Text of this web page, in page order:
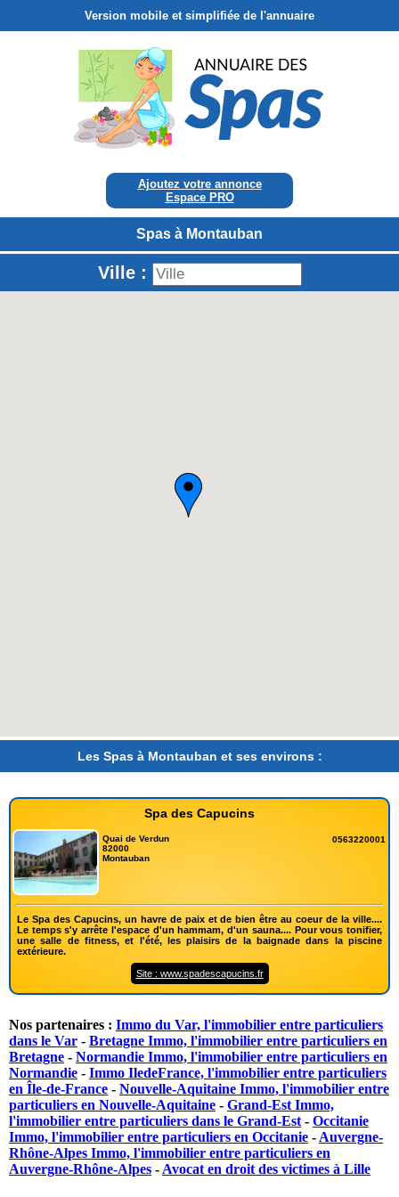
Version mobile et simplifiée de l'annuaire
Ajoutez votre annonce
Espace PRO
Spas à Montauban
Ville :
Les Spas à Montauban et ses environs :
Spa des Capucins
Quai de Verdun
82000
Montauban
0563220001
Le Spa des Capucins, un havre de paix et de bien être au coeur de la ville....
Le temps s'y arrête l'espace d'un hammam, d'un sauna.... Pour vous tonifier,
une salle de fitness, et l'été, les plaisirs de la baignade dans la piscine
extérieure.
Site : www.spadescapucins.fr
Nos partenaires : Immo du Var, l'immobilier entre particuliers
dans le Var - Bretagne Immo, l'immobilier entre particuliers en
Bretagne - Normandie Immo, l'immobilier entre particuliers en
Normandie - Immo IledeFrance, l'immobilier entre particuliers
en Île-de-France - Nouvelle-Aquitaine Immo, l'immobilier entre
particuliers en Nouvelle-Aquitaine - Grand-Est Immo,
l'immobilier entre particuliers dans le Grand-Est - Occitanie
Immo, l'immobilier entre particuliers en Occitanie - Auvergne-
Rhône-Alpes Immo, l'immobilier entre particuliers en
Auvergne-Rhône-Alpes - Avocat en droit des victimes à Lille